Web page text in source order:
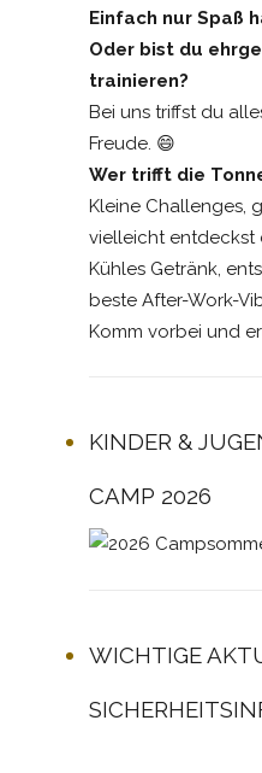
Einfach nur Spaß
Oder bist du
trainieren?
Bei uns triffst du
Freude. 😄
Wer trifft die
Kleine Challenges,
vielleicht entdeckst
Kühles Getränk,
beste After-Work-
Komm vorbei und
KINDER &
CAMP 2026
WICHTIGE